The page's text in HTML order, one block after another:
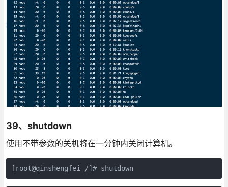
39、shutdown
使用不带参数的关机将在一分钟内关闭计算机。
[root@qinshengfei /]# shutdown